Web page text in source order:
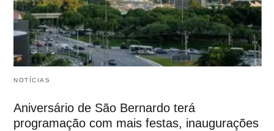
NOTÍCIAS
Aniversário de São Bernardo terá
programação com mais festas, inaugurações